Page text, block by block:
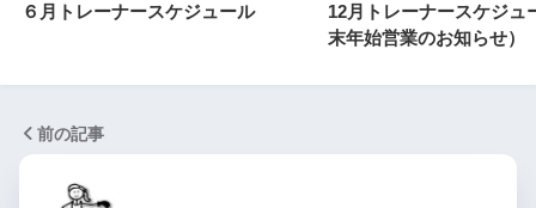
６月トレーナースケジュール
12月トレーナースケジュ
末年始営業のお知らせ）
前の記事